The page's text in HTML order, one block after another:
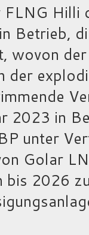
Hilli
Betrieb,
wovon
der
2023 in
unter
Golar
bis 2026